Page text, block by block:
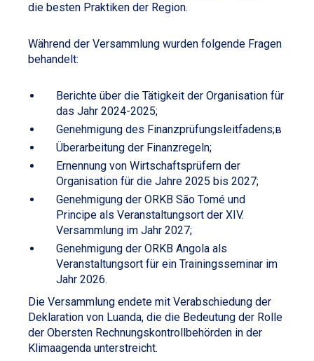
die besten Praktiken der Region.
Während der Versammlung wurden folgende Fragen
behandelt:
Berichte über die Tätigkeit der Organisation für
das Jahr 2024-2025;
Genehmigung des Finanzprüfungsleitfadens;в
Überarbeitung der Finanzregeln;
Ernennung von Wirtschaftsprüfern der
Organisation für die Jahre 2025 bis 2027;
Genehmigung der ORKB São Tomé und
Principe als Veranstaltungsort der XIV.
Versammlung im Jahr 2027;
Genehmigung der ORKB Angola als
Veranstaltungsort für ein Trainingsseminar im
Jahr 2026.
Die Versammlung endete mit Verabschiedung der
Deklaration von Luanda, die die Bedeutung der Rolle
der Obersten Rechnungskontrollbehörden in der
Klimaagenda unterstreicht.